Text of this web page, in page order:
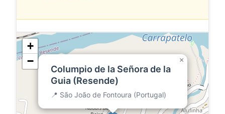
Columpio de la Señora de la
Guia (Resende)
📍 São João de Fontoura (Portugal)
×
+
−